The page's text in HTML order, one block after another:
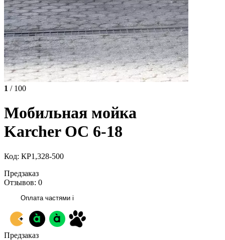
1 / 100
Мобильная мойка
Karcher OC 6-18
Код: КР1,328-500
Предзаказ
Отзывов: 0
Оплата частями i
Предзаказ